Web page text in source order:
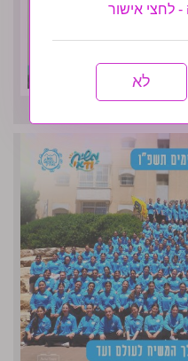
לחצי אישור
לא